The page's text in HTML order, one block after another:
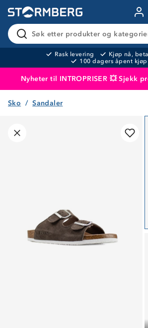
Søk etter produkter og
Rask levering
Kjøp nå,
100 dagers åpent kjøp
Nyheter til INTROPRISER 💥 Sjekk
Produktet er lagt i handlekurven
Sko Sandaler